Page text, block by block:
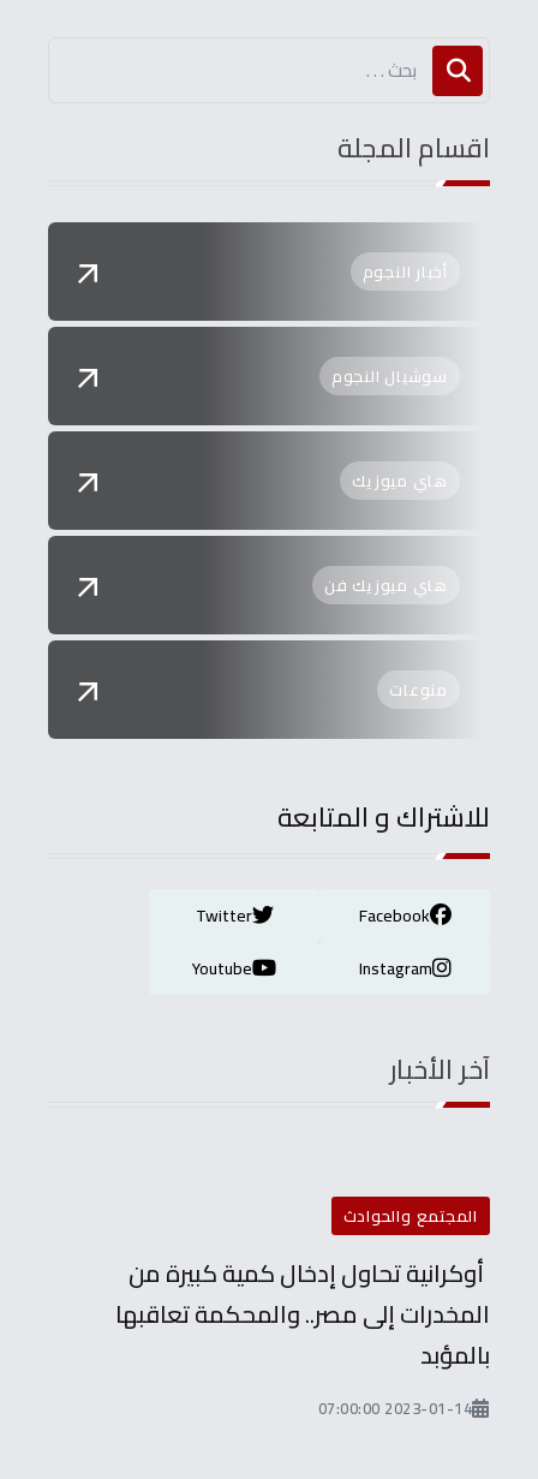
اقسام المجلة
أخبار النجوم
سوشيال النجوم
هاي ميوزيك
هاي ميوزيك فن
منوعات
للاشتراك و المتابعة
Facebook
Twitter
Instagram
Youtube
آخر الأخبار
المجتمع والحوادث
أوكرانية تحاول إدخال كمية كبيرة من
المخدرات إلى مصر.. والمحكمة تعاقبها
بالمؤبد
2023-01-14 07:00:00